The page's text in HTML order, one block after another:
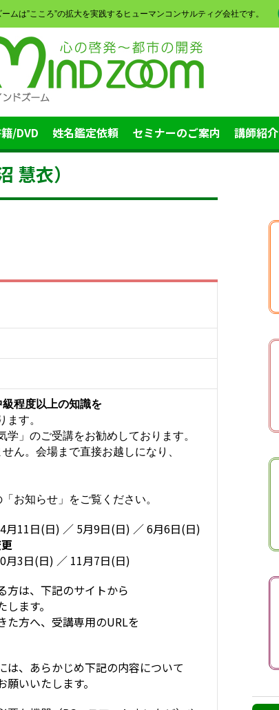
ムは”こころ”の拡大を実践するヒューマンコンサルティグ会社です。
/DVD 姓名鑑定依頼 セミナーのご案内 講師紹介
慧衣）
程度以上の知識を
ます。
」のご受講をお勧めしております。
ん。会場まで直接お越しになり、
お知らせ」をご覧ください。
月11日(日) ／ 5月9日(日) ／ 6月6日(日)
月3日(日) ／ 11月7日(日)
は、下記のサイトから
ます。
方へ、受講専用のURLを
、あらかじめ下記の内容について
いいたします。